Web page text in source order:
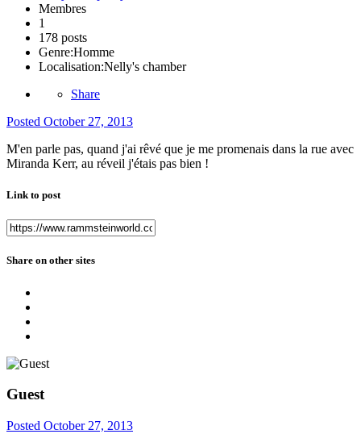
Membres
1
178 posts
Genre:Homme
Localisation:Nelly's chamber
Share
Posted October 27, 2013
M'en parle pas, quand j'ai rêvé que je me promenais dans la rue avec
Miranda Kerr, au réveil j'étais pas bien !
Link to post
Share on other sites
Guest
Posted October 27, 2013